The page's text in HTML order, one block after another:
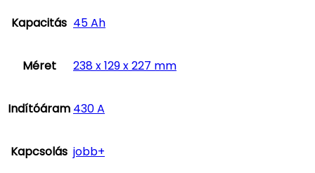
Kapacitás 45 Ah
Méret 238 x 129 x 227 mm
Indítóáram 430 A
Kapcsolás jobb+